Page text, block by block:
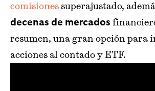
comisiones superajustado,
decenas de mercados
resumen, una gran opción para
acciones al contado y ETF.